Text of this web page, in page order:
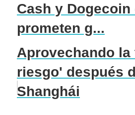
Cash y Dogecoin
prometen g...
Aprovechando la
riesgo' después
Shanghái